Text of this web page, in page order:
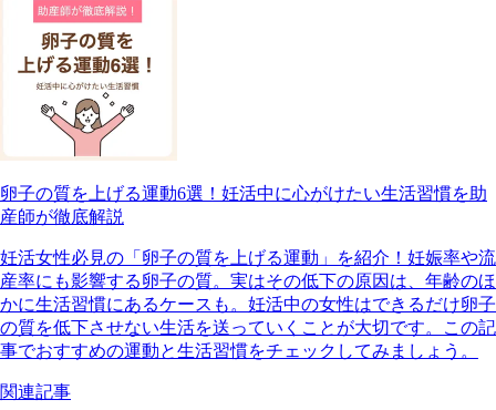
卵子の質を上げる運動6選！妊活中に心がけたい生活習慣を助
産師が徹底解説
妊活女性必見の「卵子の質を上げる運動」を紹介！妊娠率や流
産率にも影響する卵子の質。実はその低下の原因は、年齢のほ
かに生活習慣にあるケースも。妊活中の女性はできるだけ卵子
の質を低下させない生活を送っていくことが大切です。この記
事でおすすめの運動と生活習慣をチェックしてみましょう。
関連記事